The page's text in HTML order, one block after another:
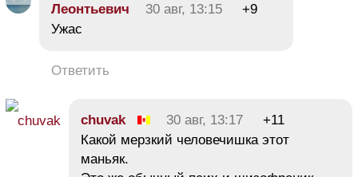
Леонтьевич 30 авг, 13:15
+9
Ужас
Ответить
chuvak 30 авг, 13:17
+11
Какой мерзкий человечишка этот
маньяк.